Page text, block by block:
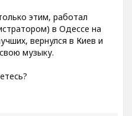
этим, работал
в Одессе на
вернулся в Киев и
музыку.